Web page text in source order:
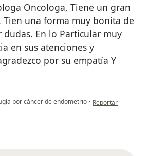
Oncologa, Tiene un gran
una forma muy bonita de
dudas. En lo Particular muy
en sus atenciones y
por su empatía Y
por cáncer de endometrio • en opinión del
Reportar